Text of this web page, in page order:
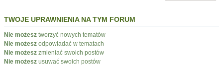
TWOJE UPRAWNIENIA NA TYM FORUM
Nie możesz tworzyć nowych tematów
Nie możesz odpowiadać w tematach
Nie możesz zmieniać swoich postów
Nie możesz usuwać swoich postów